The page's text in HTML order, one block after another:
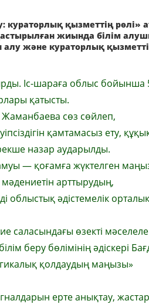
қызметтің рөлі»
жиында білім
және кураторлық
Іс-шараға облыс бойынша
қатысты.
сөз сөйлеп,
қамтамасыз ету,
назар аударылды.
— қоғамға жүктелген
арттырудың,
әдістемелік
саласындағы өзекті
беру бөлімінің әдіскері
қолдаудың маңызы»
ерте анықтау,